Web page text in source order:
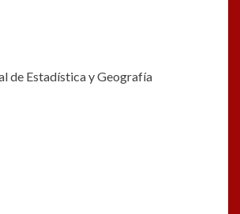
de Estadística y Geografía